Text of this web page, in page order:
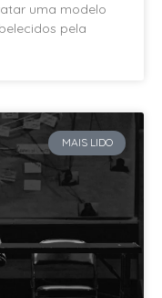
uma modelo
pela
MAIS LIDO